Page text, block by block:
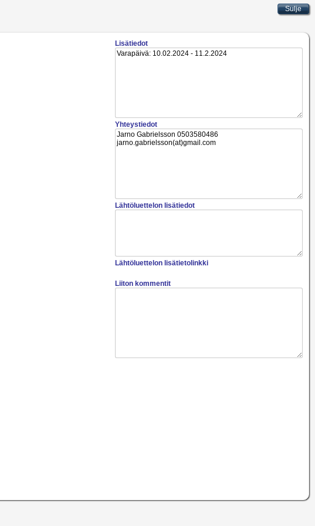
Lisätiedot
Yhteystiedot
Lähtöluettelon lisätiedot
Lähtöluettelon lisätietolinkki
Liiton kommentit